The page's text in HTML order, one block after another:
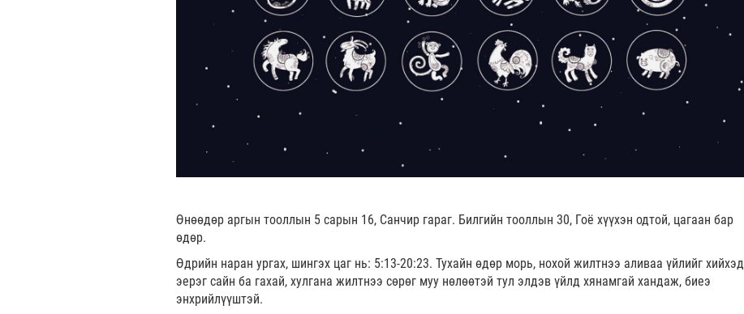
Өнөөдөр аргын тооллын 5 сарын 16, Санчир гараг. Билгийн тооллын 30, Гоё хүүхэн одтой, цагаан бар
өдөр.
Өдрийн наран ургах, шингэх цаг нь: 5:13-20:23. Тухайн өдөр морь, нохой жилтнээ аливаа үйлийг хийхэд
эерэг сайн ба гахай, хулгана жилтнээ сөрөг муу нөлөөтэй тул элдэв үйлд хянамгай хандаж, биеэ
энхрийлүүштэй.